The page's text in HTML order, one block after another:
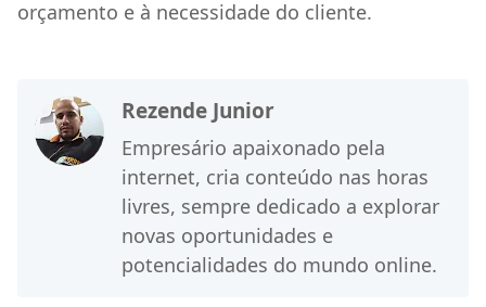
orçamento e à necessidade do cliente.
Rezende Junior
Empresário apaixonado pela
internet, cria conteúdo nas horas
livres, sempre dedicado a explorar
novas oportunidades e
potencialidades do mundo online.